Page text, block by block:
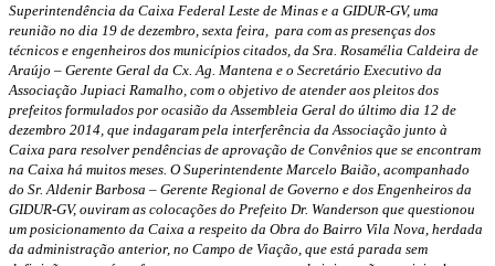
Superintendência da Caixa Federal Leste de Minas e a GIDUR-GV, uma
reunião no dia 19 de dezembro, sexta feira, para com as presenças dos
técnicos e engenheiros dos municípios citados, da Sra. Rosamélia Caldeira de
Araújo – Gerente Geral da Cx. Ag. Mantena e o Secretário Executivo da
Associação Jupiaci Ramalho, com o objetivo de atender aos pleitos dos
prefeitos formulados por ocasião da Assembleia Geral do último dia 12 de
dezembro 2014, que indagaram pela interferência da Associação junto à
Caixa para resolver pendências de aprovação de Convênios que se encontram
na Caixa há muitos meses. O Superintendente Marcelo Baião, acompanhado
do Sr. Aldenir Barbosa – Gerente Regional de Governo e dos Engenheiros da
GIDUR-GV, ouviram as colocações do Prefeito Dr. Wanderson que questionou
um posicionamento da Caixa a respeito da Obra do Bairro Vila Nova, herdada
da administração anterior, no Campo de Viação, que está parada sem